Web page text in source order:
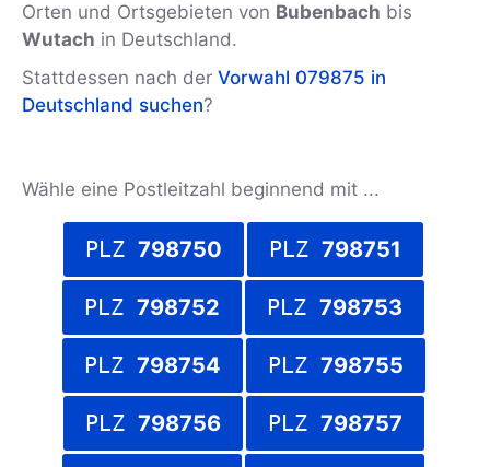
Orten und Ortsgebieten von Bubenbach bis
Wutach in Deutschland.
Stattdessen nach der Vorwahl 079875 in
Deutschland suchen?
Wähle eine Postleitzahl beginnend mit ...
PLZ 798750 PLZ 798751
PLZ 798752 PLZ 798753
PLZ 798754 PLZ 798755
PLZ 798756 PLZ 798757